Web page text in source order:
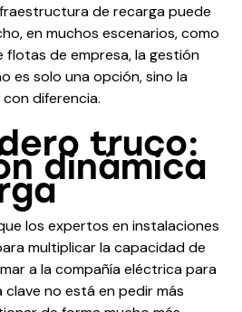
de recarga puede
en muchos escenarios, como
flotas de empresa, la gestión
es solo una opción, sino la
diferencia.
truco:
dinámica
los expertos en instalaciones
multiplicar la capacidad de
a la compañía eléctrica para
no está en pedir más